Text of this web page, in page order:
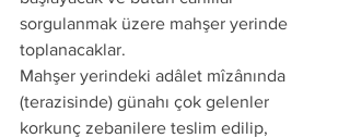
sorgulanmak üzere mahşer yerinde
toplanacaklar.
Mahşer yerindeki adâlet mîzânında
(terazisinde) günahı çok gelenler
korkunç zebanilere teslim edilip,